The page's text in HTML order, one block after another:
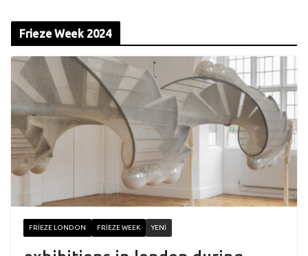
Frieze Week 2024
FRIEZE LONDON FRIEZE WEEK YENI